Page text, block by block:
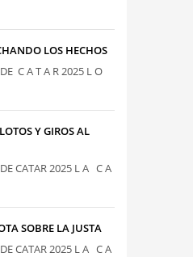
LOS HECHOS
C A T A R 2025 L O
Y GIROS AL
CATAR 2025 L A C A
SOBRE LA JUSTA
CATAR 2025 L A C A